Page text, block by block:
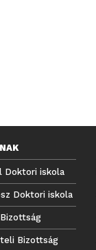
Doktori iskola
Doktori iskola
Bizottság